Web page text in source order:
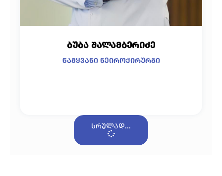
ბუბა შალამბერიძე
წამყვანი ნეიროქირურგი
სრულად...